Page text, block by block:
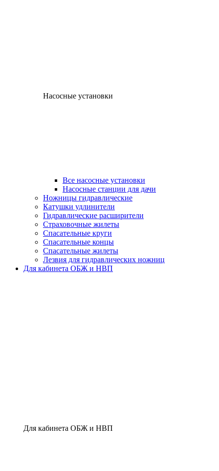
Насосные установки
Все насосные установки
Насосные станции для дачи
Ножницы гидравлические
Катушки удлинители
Гидравлические расширители
Страховочные жилеты
Спасательные круги
Спасательные концы
Спасательные жилеты
Лезвия для гидравлических ножниц
Для кабинета ОБЖ и НВП
Для кабинета ОБЖ и НВП